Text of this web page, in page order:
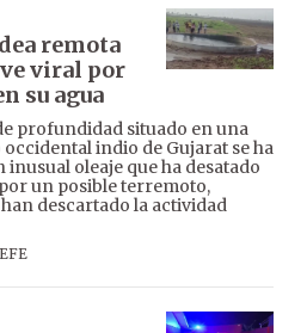
remota
viral por
su agua
profundidad situado en una
indio de Gujarat se ha
oleaje que ha desatado
un posible terremoto,
descartado la actividad
EFE